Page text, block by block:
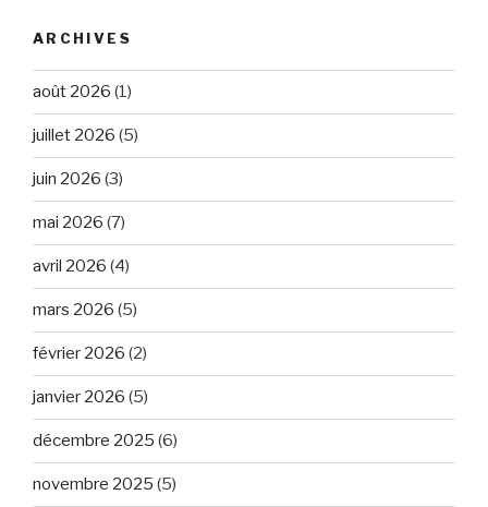
ARCHIVES
août 2026 (1)
juillet 2026 (5)
juin 2026 (3)
mai 2026 (7)
avril 2026 (4)
mars 2026 (5)
février 2026 (2)
janvier 2026 (5)
décembre 2025 (6)
novembre 2025 (5)